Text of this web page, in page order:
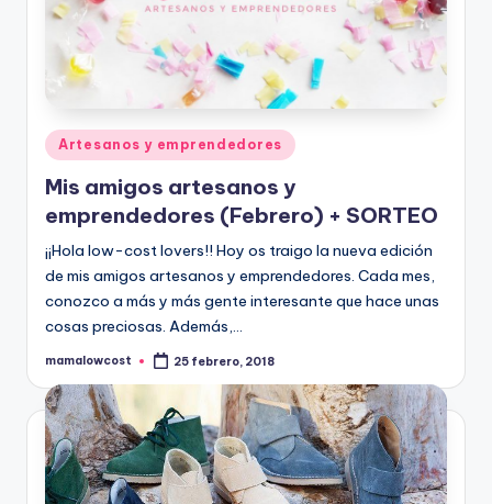
Publicado
en
Artesanos y emprendedores
Mis amigos artesanos y
emprendedores (Febrero) + SORTEO
¡¡Hola low-cost lovers!! Hoy os traigo la nueva edición
de mis amigos artesanos y emprendedores. Cada mes,
conozco a más y más gente interesante que hace unas
cosas preciosas. Además,…
Publicado
mamalowcost 25 febrero, 2018